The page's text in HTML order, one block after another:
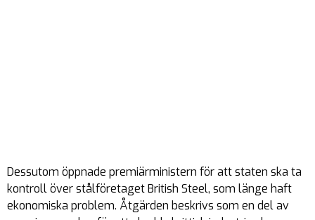
Dessutom öppnade premiärministern för att staten ska ta
kontroll över stålföretaget British Steel, som länge haft
ekonomiska problem. Åtgärden beskrivs som en del av